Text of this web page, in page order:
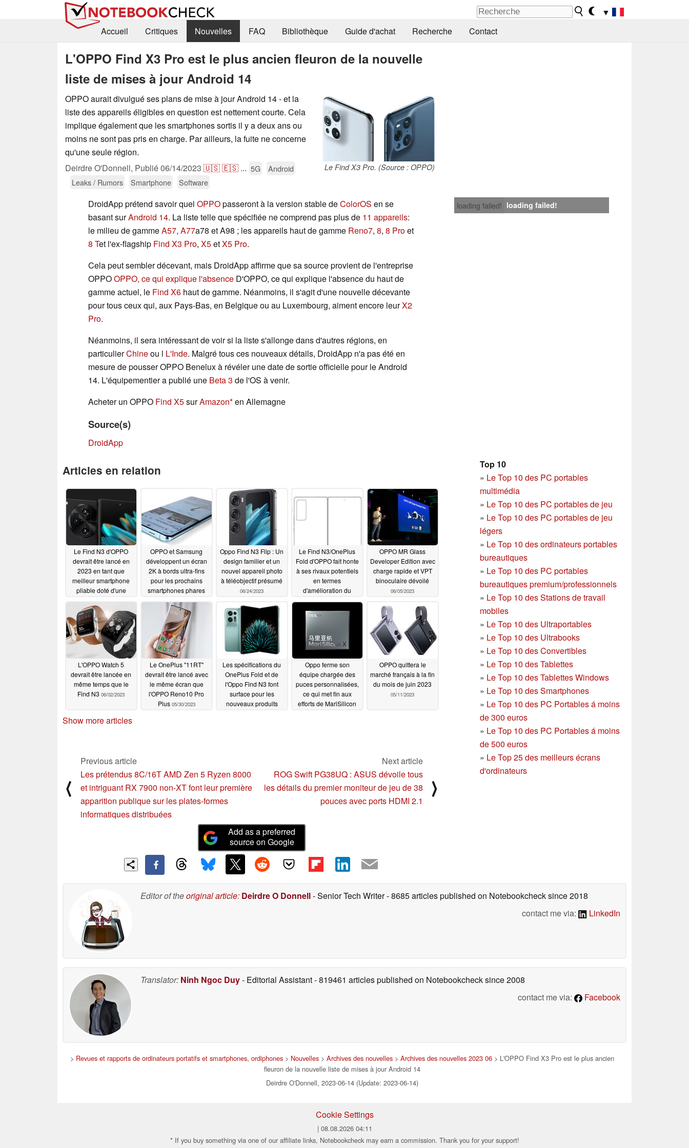
▼
Accueil
Critiques Nouvelles FAQ Bibliothèque Guide d'achat Recherche Contact
L'OPPO Find X3 Pro est le plus ancien fleuron de la nouvelle
liste de mises à jour Android 14
Le Find X3 Pro. (Source : OPPO)
OPPO aurait divulgué ses plans de mise à jour Android 14 - et la
liste des appareils éligibles en question est nettement courte. Cela
implique également que les smartphones sortis il y a deux ans ou
moins ne sont pas pris en charge. Par ailleurs, la fuite ne concerne
qu'une seule région.
Deirdre O'Donnell, Publié06/14/2023 🇺🇸🇪🇸 ... 5G
Android
Leaks / Rumors
Smartphone Software
loading failed! loading failed!
DroidApp prétend savoir quel OPPOpasseront à la version stable deColorOS en se
basant surAndroid 14. La liste telle que spécifiée ne comprend pas plus de 11 appareils:
le milieu de gammeA57, A77a78 et A98 ; les appareils haut de gamme Reno7, 8, 8 Proet
8 Tet l'ex-flagship Find X3 Pro, X5etX5 Pro.
Cela peut sembler décevant, mais DroidApp affirme que sa source provient de l'entreprise
OPPOOPPO, ce qui explique l'absence D'OPPO, ce qui explique l'absence du haut de
gamme actuel, le Find X6 haut de gamme. Néanmoins, il s'agit d'une nouvelle décevante
pour tous ceux qui, aux Pays-Bas, en Belgique ou au Luxembourg, aiment encore leurX2
Pro.
Néanmoins, il sera intéressant de voir si la liste s'allonge dans d'autres régions, en
particulierChineou l L'Inde. Malgré tous ces nouveaux détails, DroidApp n'a pas été en
mesure de pousser OPPO Benelux à révéler une date de sortie officielle pour le Android
14. L'équipementier a publié une Beta 3 de l'OS à venir.
Acheter un OPPO Find X5surAmazon en Allemagne
Source(s)
DroidApp
Top 10
» Le Top 10 des PC portables
multimédia
» Le Top 10 des PC portables de jeu
» Le Top 10 des PC portables de jeu
légers
» Le Top 10 des ordinateurs portables
bureautiques
» Le Top 10 des PC portables
bureautiques premium/professionnels
» Le Top 10 des Stations de travail
mobiles
» Le Top 10 des Ultraportables
» Le Top 10 des Ultrabooks
» Le Top 10 des Convertibles
» Le Top 10 des Tablettes
» Le Top 10 des Tablettes Windows
» Le Top 10 des Smartphones
» Le Top 10 des PC Portables á moins
de 300 euros
» Le Top 10 des PC Portables á moins
de 500 euros
» Le Top 25 des meilleurs écrans
d'ordinateurs
Articles en relation
Le Find N3 d'OPPO
devrait être lancé en
2023 en tant que
meilleur smartphone
pliable doté d'une
périscopique
07/29/2023
OPPO et Samsung
développent un écran
2K à bords ultra-fins
pour les prochains
smartphones phares
07/02/2023
Oppo Find N3 Flip : Un
design familier et un
nouvel appareil photo
à téléobjectif présumé
06/24/2023
Le Find N3/OnePlus
Fold d'OPPO fait honte
à ses rivaux potentiels
en termes
d'amélioration du
06/13/2023
OPPO MR Glass
Developer Edition avec
charge rapide et VPT
binoculaire dévoilé
06/05/2023
L'OPPO Watch 5
devrait être lancée en
même temps que le
Find N3 06/02/2023
Le OnePlus "11RT"
devrait être lancé avec
le même écran que
l'OPPO Reno10 Pro
Plus 05/30/2023
Les spécifications du
OnePlus Fold et de
l'Oppo Find N3 font
surface pour les
nouveaux produits
Oppo ferme son
équipe chargée des
puces personnalisées,
ce qui met fin aux
efforts de MariSilicon
OPPO quittera le
marché français à la fin
du mois de juin 2023
05/11/2023
Show more articles
⟨
Previous article
Les prétendus 8C/16T AMD Zen 5 Ryzen 8000
et intriguant RX 7900 non-XT font leur première
apparition publique sur les plates-formes
informatiques distribuées
Next article
ROG Swift PG38UQ : ASUS dévoile tous
les détails du premier moniteur de jeu de 38
pouces avec ports HDMI 2.1
⟩
Add as a preferred
source on Google
Editor of theoriginal article: Deirdre O Donnell- Senior Tech Writer- 8685 articles published on Notebookchecksince 2018
contact me via:
LinkedIn
Translator: Ninh Ngoc Duy- Editorial Assistant- 819461 articles published on Notebookchecksince 2008
contact me via:
Facebook
> Revues et rapports de ordinateurs portatifs et smartphones, ordiphones> Nouvelles> Archives des nouvelles> Archives des nouvelles 2023 06> L'OPPO Find X3 Pro est le plus ancien
fleuron de la nouvelle liste de mises à jour Android 14
Deirdre O'Donnell, 2023-06-14 (Update: 2023-06-14)
Cookie Settings
| 08.08.2026 04:11
* If you buy something via one of our affiliate links, Notebookcheck may earn a commission. Thank you for your support!